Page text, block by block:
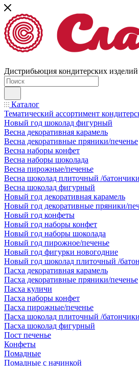
Дистрибьюция кондитерских изделий
Каталог
Тематический ассортимент
Новый год шоколад фигурный
Весна декоративная карамель
Весна декоративные пряники/печенье
Весна наборы конфет
Весна наборы шоколада
Весна пирожные/печенье
Весна шоколад плиточный /батончики
Весна шоколад фигурный
Новый год декоративная карамель
Новый год декоративные пряники/
Новый год конфеты
Новый год наборы конфет
Новый год наборы шоколада
Новый год пирожное/печенье
Новый год фигурки новогодние
Новый год шоколад плиточный /
Пасха декоративная карамель
Пасха декоративные пряники/печенье
Пасха куличи
Пасха наборы конфет
Пасха пирожные/печенье
Пасха шоколад плиточный /батончики
Пасха шоколад фигурный
Пост печенье
Конфеты
Помадные
Помадные с начинкой